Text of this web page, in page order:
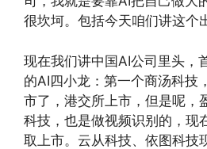
很坎坷。包括今天咱们讲这个
现在我们讲中国AI公司里头，
的AI四小龙：第一个商汤科技
市了，港交所上市，但是呢，
科技，也是做视频识别的，现
取上市。云从科技、依图科技